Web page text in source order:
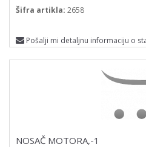
Šifra artikla: 2658
Pošalji mi detaljnu informaciju o
NOSAČ MOTORA,-1